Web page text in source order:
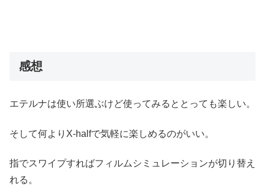
感想
エテルナは使い所選ぶけど使ってみるととっても楽しい。
そして何よりX-halfで気軽に楽しめるのがいい。
指でスワイプすればフィルムシミュレーションが切り替え
れる。